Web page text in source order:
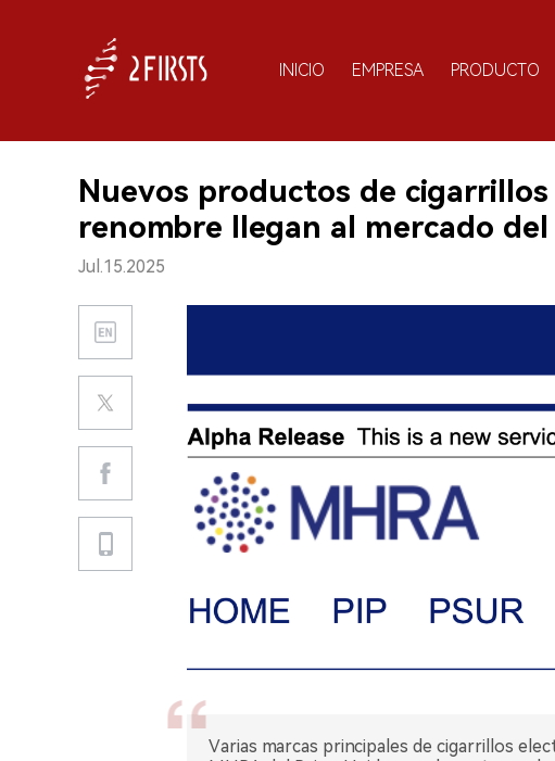
INICIO EMPRESA PRODUCTO
Nuevos productos de
renombre llegan al mercado del
Jul.15.2025
Varias marcas principales de cigarrillos